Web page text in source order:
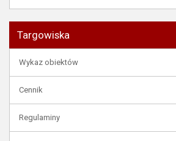
Targowiska
Wykaz obiektów
Cennik
Regulaminy